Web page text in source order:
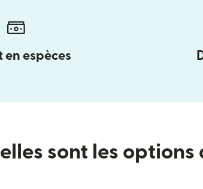
en espèces
sont les